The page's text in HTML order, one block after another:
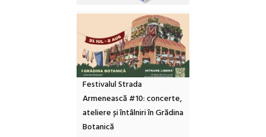
Festivalul Strada
Armenească #10: concerte,
ateliere și întâlniri în Grădina
Botanică